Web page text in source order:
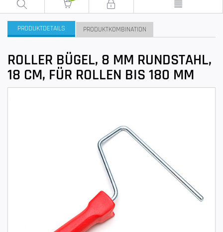
PRODUKTDETAILS PRODUKTKOMBINATION
ROLLER BÜGEL, 8 MM RUNDSTAHL,
18 CM, FÜR ROLLEN BIS 180 MM